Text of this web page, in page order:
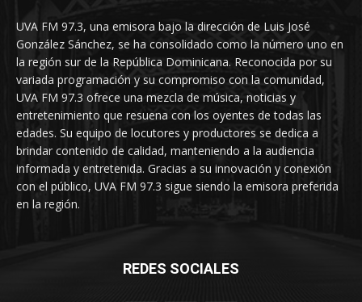
UVA FM 97.3, una emisora bajo la dirección de Luis José
González Sánchez, se ha consolidado como la número uno en
la región sur de la República Dominicana. Reconocida por su
variada programación y su compromiso con la comunidad,
UVA FM 97.3 ofrece una mezcla de música, noticias y
entretenimiento que resuena con los oyentes de todas las
edades. Su equipo de locutores y productores se dedica a
brindar contenido de calidad, manteniendo a la audiencia
informada y entretenida. Gracias a su innovación y conexión
con el público, UVA FM 97.3 sigue siendo la emisora preferida
en la región.
REDES SOCIALES